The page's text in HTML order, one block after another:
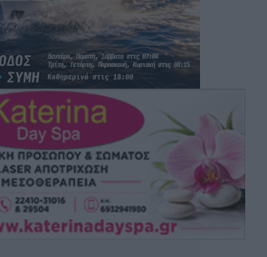
μετά ευχαριστιών στο γήπεδο,
του Νίκου Λαζίδη
νωρίς μπήκαν στα βάσανα της